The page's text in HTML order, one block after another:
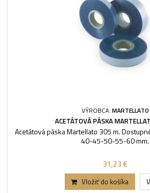
VÝROBCA: MARTELLATO
ACETÁTOVÁ PÁSKA
Acetátová páska Martellato 305 m.
40-45-50-55-60 mm.
31,23 €
Vložiť do košíka